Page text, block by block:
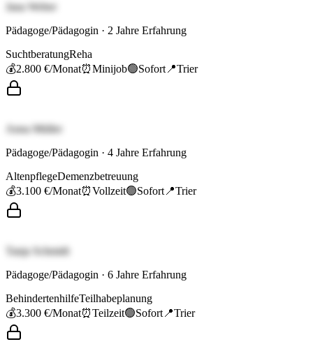
Jana Weber
Pädagoge/Pädagogin · 2 Jahre Erfahrung
SuchtberatungReha
💰2.800 €/Monat⏰Minijob🟢Sofort 📍Trier
Anna Müller
Pädagoge/Pädagogin · 4 Jahre Erfahrung
AltenpflegeDemenzbetreuung
💰3.100 €/Monat⏰Vollzeit🟢Sofort 📍Trier
Tanja Schmidt
Pädagoge/Pädagogin · 6 Jahre Erfahrung
BehindertenhilfeTeilhabeplanung
💰3.300 €/Monat⏰Teilzeit🟢Sofort 📍Trier